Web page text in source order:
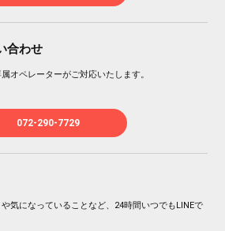
合わせ
オペレーターがご対応いたします。
072-290-7729
気になっていることなど、24時間いつでもLINEで